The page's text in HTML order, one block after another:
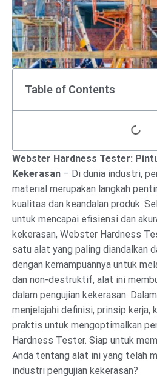
Table of Contents
Webster Hardness Tester:
Kekerasan – Di dunia industri,
material merupakan langkah
kualitas dan keandalan produk.
untuk mencapai efisiensi dan
kekerasan, Webster Hardness
satu alat yang paling diandalkan
dengan kemampuannya untuk
dan non-destruktif, alat ini
dalam pengujian kekerasan.
menjelajahi definisi, prinsip kerja,
praktis untuk mengoptimalkan
Hardness Tester. Siap untuk
Anda tentang alat ini yang telah
industri pengujian kekerasan?